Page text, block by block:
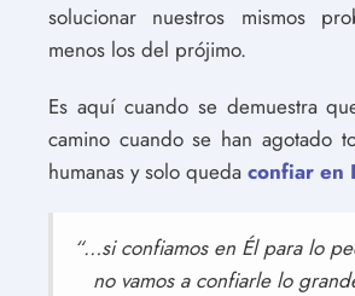
solucionar nuestros mismos
menos los del prójimo.
Es aquí cuando se demuestra
camino cuando se han agotado
humanas y solo queda confiar en
“…si confiamos en Él para lo
no vamos a confiarle lo